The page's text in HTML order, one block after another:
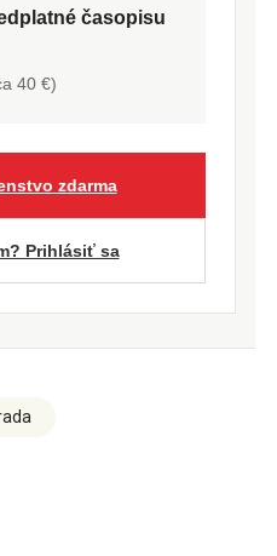
časopisu
40 €)
zdarma
Prihlásiť sa